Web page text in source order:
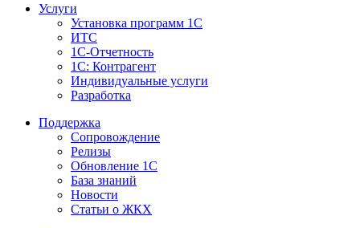
Услуги
Установка программ 1С
ИТС
1С-Отчетность
1С: Контрагент
Индивидуальные услуги
Разработка
Поддержка
Сопровождение
Релизы
Обновление 1С
База знаний
Новости
Статьи о ЖКХ